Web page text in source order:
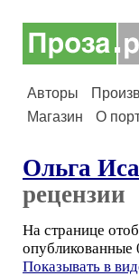
Авторы
Магазин
О
Ольга
рецензии
На странице
опубликованные
Показывать в